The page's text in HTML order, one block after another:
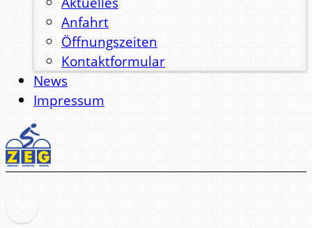
Anfahrt
Öffnungszeiten
Kontaktformular
News
Impressum